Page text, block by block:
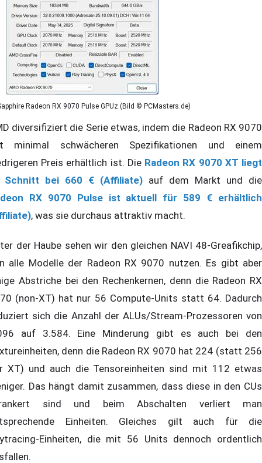
Radeon RX 9070 Pulse GPUz (Bild © PCMasters.de)
diversifiziert die Serie etwas, indem die Radeon RX 9070
minimal schwächeren Spezifikationen und einem
Preis erhältlich ist. Die Radeon RX 9070 XT liegt
Schnitt bei 660 € (Affiliate) auf dem Markt und die
RX 9070 Pulse ist aktuell für 589 € erhältlich
, was sie durchaus attraktiv macht.
der Haube sehen wir den gleichen NAVI 48-Greafikchip,
alle Modelle der Radeon RX 9070 nutzen. Es gibt aber
Abstriche bei den Rechenkernen, denn die Radeon RX
(non-XT) hat nur 56 Compute-Units statt 64. Dadurch
sich die Anzahl der ALUs/Stream-Prozessoren von
auf 3.584. Eine Minderung gibt es auch bei den
denn die Radeon RX 9070 hat 224 (statt 256
XT) und auch die Tensoreinheiten sind mit 112 etwas
Das hängt damit zusammen, dass diese in den CUs
sind und beim Abschalten verliert man
Einheiten. Gleiches gilt auch für die
Einheiten, die mit 56 Units dennoch ordentlich